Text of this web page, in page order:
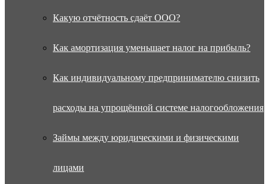
Какую отчётность сдаёт ООО?
Как амортизация уменьшает налог на прибыль?
Как индивидуальному предпринимателю снизить
расходы на упрощённой системе налогообложения
Займы между юридическими и физическими
лицами